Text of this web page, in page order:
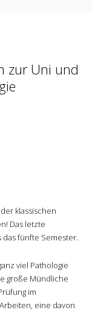
zur Uni und
klassischen
Das letzte
das fünfte Semester.
viel Pathologie
große Mündliche
im
eine davon